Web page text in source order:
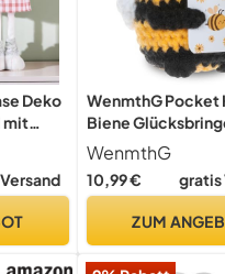
Deko
mit
WenmthG Pocket
Biene
Geschenke, Glück
Positive
Positive Kartoffel
WenmthG
10,99 € gratis
ZUM